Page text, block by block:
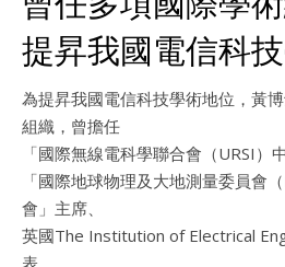
提昇我國電信科
為提昇我國電信科技學術地位，黃
組織，曾擔任
「國際無線電科學聯合會（URSI）
「國際地球物理及大地測量委員會
會」主席、
英國The Institution of Electrical
表、